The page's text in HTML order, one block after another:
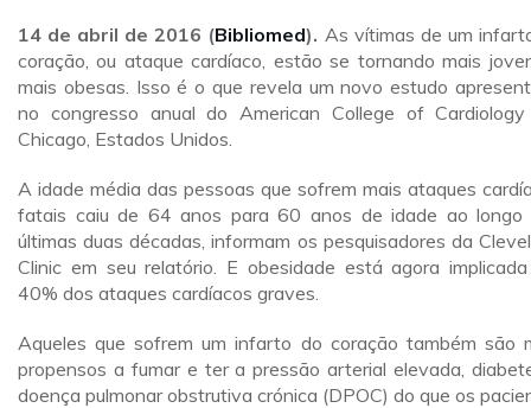
14 de abril de 2016 (Bibliomed). As vítimas de um
coração, ou ataque cardíaco, estão se tornando mais
mais obesas. Isso é o que revela um novo estudo
no congresso anual do American College of
Chicago, Estados Unidos.
A idade média das pessoas que sofrem mais ataques
fatais caiu de 64 anos para 60 anos de idade ao longo
últimas duas décadas, informam os pesquisadores da
Clinic em seu relatório. E obesidade está agora
40% dos ataques cardíacos graves.
Aqueles que sofrem um infarto do coração também são
propensos a fumar e ter a pressão arterial elevada,
doença pulmonar obstrutiva crónica (DPOC) do que os